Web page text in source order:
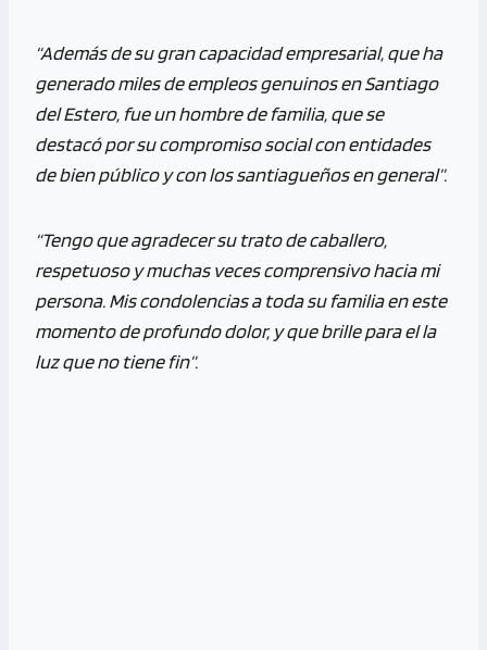
“Además de su gran capacidad empresarial, que ha
generado miles de empleos genuinos en Santiago
del Estero, fue un hombre de familia, que se
destacó por su compromiso social con entidades
de bien público y con los santiagueños en general”.
“Tengo que agradecer su trato de caballero,
respetuoso y muchas veces comprensivo hacia mi
persona. Mis condolencias a toda su familia en este
momento de profundo dolor, y que brille para el la
luz que no tiene fin”.